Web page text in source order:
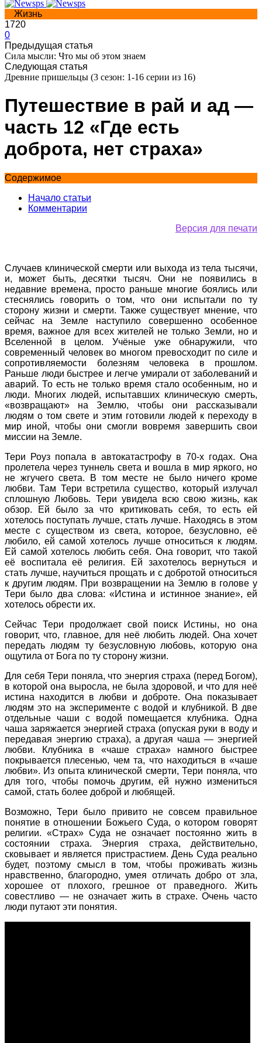
Жизнь
1720
0
Предыдущая статья
Сила мысли: Что мы об этом знаем
Следующая статья
Древние пришельцы (3 сезон: 1-16 серии из 16)
Путешествие в рай и ад —
часть 12 «Где есть
доброта, нет страха»
Содержимое
Начало статьи
Комментарии
Версия для печати
Случаев клинической смерти или выхода из тела тысячи,
и, может быть, десятки тысяч. Они не появились в
недавние времена, просто раньше многие боялись или
стеснялись говорить о том, что они испытали по ту
сторону жизни и смерти. Также существует мнение, что
сейчас на Земле наступило совершенно особенное
время, важное для всех жителей не только Земли, но и
Вселенной в целом. Учёные уже обнаружили, что
современный человек во многом превосходит по силе и
сопротивляемости болезням человека в прошлом.
Раньше люди быстрее и легче умирали от заболеваний и
аварий. То есть не только время стало особенным, но и
люди. Многих людей, испытавших клиническую смерть,
«возвращают» на Землю, чтобы они рассказывали
людям о том свете и этим готовили людей к переходу в
мир иной, чтобы они смогли вовремя завершить свои
миссии на Земле.
Тери Роуз попала в автокатастрофу в 70-х годах. Она
пролетела через туннель света и вошла в мир яркого, но
не жгучего света. В том месте не было ничего кроме
любви. Там Тери встретила существо, который излучал
сплошную Любовь. Тери увидела всю свою жизнь, как
обзор. Ей было за что критиковать себя, то есть ей
хотелось поступать лучше, стать лучше. Находясь в этом
месте с существом из света, которое, безусловно, её
любило, ей самой хотелось лучше относиться к людям.
Ей самой хотелось любить себя. Она говорит, что такой
её воспитала её религия. Ей захотелось вернуться и
стать лучше, научиться прощать и с добротой относиться
к другим людям. При возвращении на Землю в голове у
Тери было два слова: «Истина и истинное знание», ей
хотелось обрести их.
Сейчас Тери продолжает свой поиск Истины, но она
говорит, что, главное, для неё любить людей. Она хочет
передать людям ту безусловную любовь, которую она
ощутила от Бога по ту сторону жизни.
Для себя Тери поняла, что энергия страха (перед Богом),
в которой она выросла, не была здоровой, и что для неё
истина находится в любви и доброте. Она показывает
людям это на эксперименте с водой и клубникой. В две
отдельные чаши с водой помещается клубника. Одна
чаша заряжается энергией страха (опуская руки в воду и
передавая энергию страха), а другая чаша — энергией
любви. Клубника в «чаше страха» намного быстрее
покрывается плесенью, чем та, что находиться в «чаше
любви». Из опыта клинической смерти, Тери поняла, что
для того, чтобы помочь другим, ей нужно измениться
самой, стать более доброй и любящей.
Возможно, Тери было привито не совсем правильное
понятие в отношении Божьего Суда, о котором говорят
религии. «Страх» Суда не означает постоянно жить в
состоянии страха. Энергия страха, действительно,
сковывает и является пристрастием. День Суда реально
будет, поэтому смысл в том, чтобы проживать жизнь
нравственно, благородно, умея отличать добро от зла,
хорошее от плохого, грешное от праведного. Жить
совестливо — не означает жить в страхе. Очень часто
люди путают эти понятия.